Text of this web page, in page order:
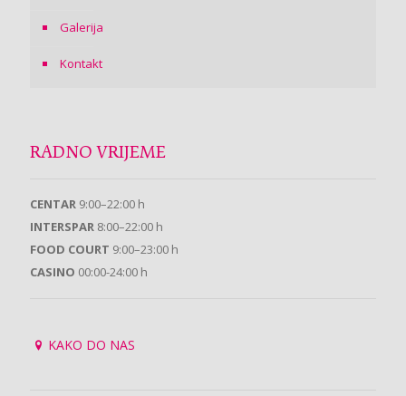
Galerija
Kontakt
RADNO VRIJEME
CENTAR 9:00–22:00 h
INTERSPAR 8:00–22:00 h
FOOD COURT 9:00–23:00 h
CASINO 00:00-24:00 h
KAKO DO NAS